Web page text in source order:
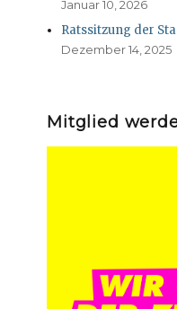
Januar 10, 2026
Ratssitzung der
Dezember 14, 2025
Mitglied